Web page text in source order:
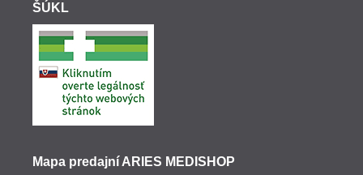
ŠÚKL
Mapa predajní ARIES MEDISHOP